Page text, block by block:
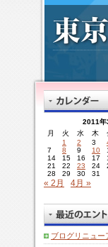
2011年
月
火 水 木
1
2 3
7
8 9 10
14
15 16 17
21
22 23 24
28
29 30 31
« 2月 4月 »
ブログリニュー